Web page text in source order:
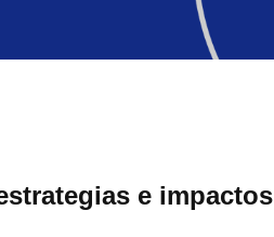
e impactos